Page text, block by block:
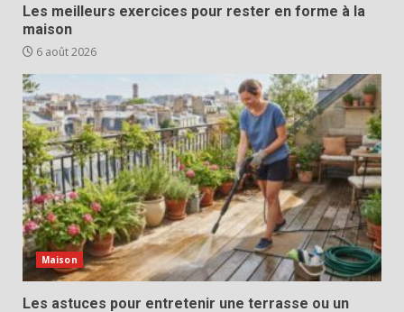
Les meilleurs exercices pour rester en forme à la
maison
6 août 2026
Maison
Les astuces pour entretenir une terrasse ou un